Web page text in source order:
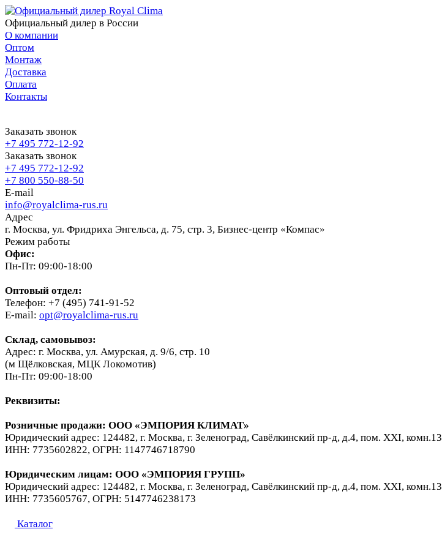
Официальный дилер в России
О компании
Оптом
Монтаж
Доставка
Оплата
Контакты
Заказать звонок
+7 495 772-12-92
Заказать звонок
+7 495 772-12-92
+7 800 550-88-50
E-mail
info@royalclima-rus.ru
Адрес
г. Москва, ул. Фридриха Энгельса, д. 75, стр. 3, Бизнес-центр «Компас»
Режим работы
Офис:
Пн-Пт: 09:00-18:00
Оптовый отдел:
Телефон: +7 (495) 741-91-52
E-mail: opt@royalclima-rus.ru
Склад, самовывоз:
Адрес: г. Москва, ул. Амурская, д. 9/6, стр. 10
(м Щёлковская, МЦК Локомотив)
Пн-Пт: 09:00-18:00
Реквизиты:
Розничные продажи: ООО «ЭМПОРИЯ КЛИМАТ»
Юридический адрес: 124482, г. Москва, г. Зеленоград, Савёлкинский пр-д, д.4, пом. XXI, комн.13
ИНН: 7735602822, ОГРН: 1147746718790
Юридическим лицам: ООО «ЭМПОРИЯ ГРУПП»
Юридический адрес: 124482, г. Москва, г. Зеленоград, Савёлкинский пр-д, д.4, пом. XXI, комн.13
ИНН: 7735605767, ОГРН: 5147746238173
Каталог